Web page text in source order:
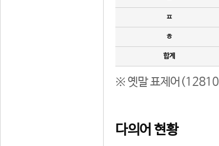
ㅍ
ㅎ
합계
※ 옛말 표제어(12810
다의어 현황